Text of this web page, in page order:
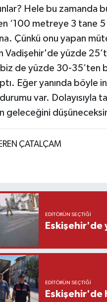
Hele bu zamanda
‘100 metreye 3 tane
Çünkü onu yapan
Vadişehir'de yüzde
de yüzde 30-35’ten
Eğer yanında böyle
var. Dolayısıyla
geleceğini
ÇATALÇAM
EDITÖRÜN SEÇTIĞI
Eskişehir'de
EDITÖRÜN SEÇTIĞI
Eskişehir'de